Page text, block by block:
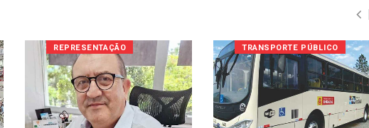
REPRESENTAÇÃO TRANSPORTE PÚBLICO